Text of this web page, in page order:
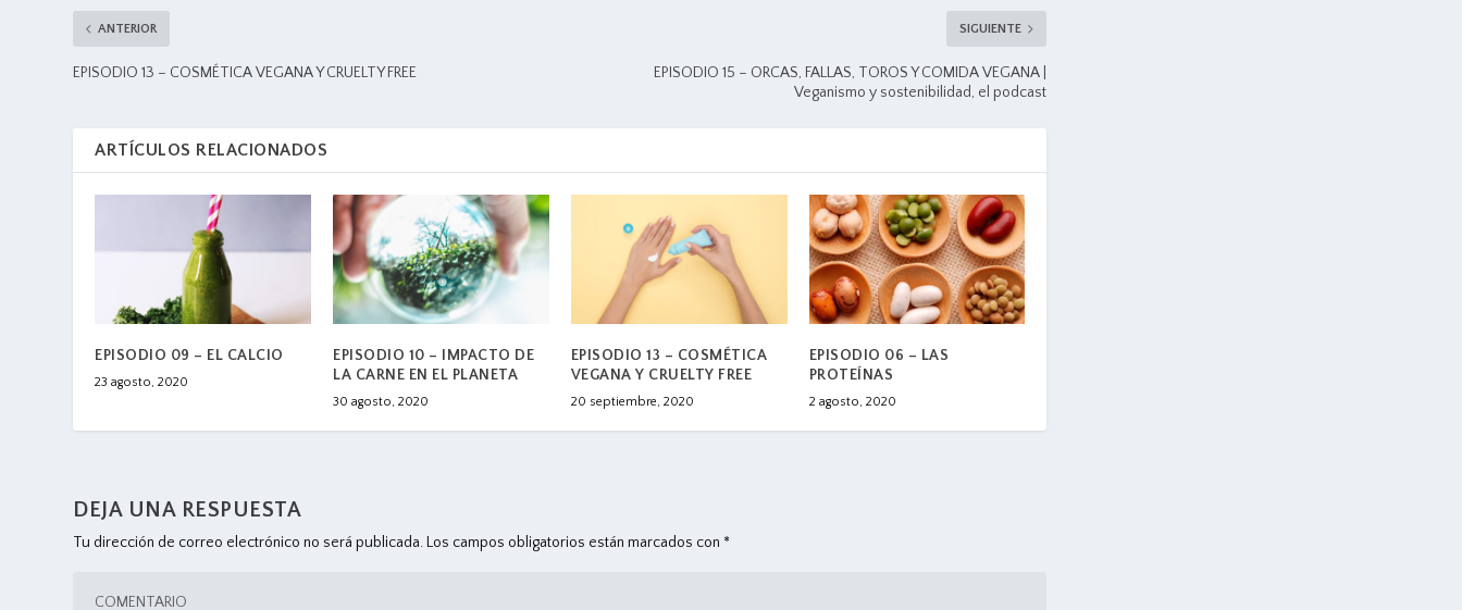
ANTERIOR
EPISODIO 13 – COSMÉTICA VEGANA Y CRUELTY FREE
SIGUIENTE
EPISODIO 15 – ORCAS, FALLAS, TOROS Y COMIDA VEGANA |
Veganismo y sostenibilidad, el podcast
ARTÍCULOS RELACIONADOS
EPISODIO 09 – EL CALCIO
23 agosto, 2020
EPISODIO 10 – IMPACTO DE
LA CARNE EN EL PLANETA
30 agosto, 2020
EPISODIO 13 – COSMÉTICA
VEGANA Y CRUELTY FREE
20 septiembre, 2020
EPISODIO 06 – LAS
PROTEÍNAS
2 agosto, 2020
DEJA UNA RESPUESTA
Tu dirección de correo electrónico no será publicada. Los campos obligatorios están marcados con *